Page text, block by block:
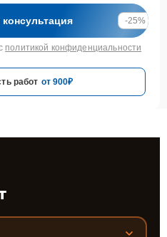
консультация -25%
политикой конфиденциальности
работ от 900₽